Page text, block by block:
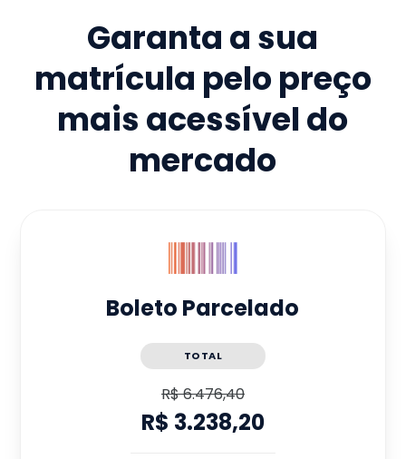
Garanta a sua
matrícula pelo preço
mais acessível do
mercado
Boleto Parcelado
TOTAL
R$ 6.476,40
R$ 3.238,20